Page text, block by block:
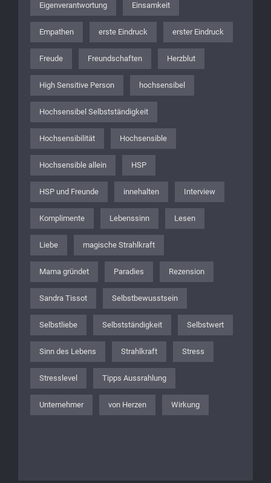
Eigenverantwortung Einsamkeit
Empathen erste Eindruck erster Eindruck
Freude Freundschaften Herzblut
High Sensitive Person hochsensibel
Hochsensibel Selbstständigkeit
Hochsensibilität Hochsensible
Hochsensible allein HSP
HSP und Freunde innehalten Interview
Komplimente Lebenssinn Lesen
Liebe magische Strahlkraft
Mama gründet Paradies Rezension
Sandra Tissot Selbstbewusstsein
Selbstliebe Selbstständigkeit Selbstwert
Sinn des Lebens Strahlkraft Stress
Stresslevel Tipps Aussrahlung
Unternehmer von Herzen Wirkung